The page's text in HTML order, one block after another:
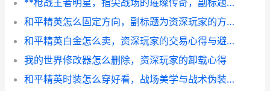
**枪战王者明星，指尖战场的璀璨传奇，副标题，虚拟硝烟中的真实荣耀**
和平精英怎么固定方向，副标题为资深玩家的方向掌控心得
和平精英白金怎么卖，资深玩家的交易心得与避坑指南
我的世界修改器怎么删除，资深玩家的卸载心得
和平精英时装怎么穿好看，战场美学与战术伪装的平衡艺术